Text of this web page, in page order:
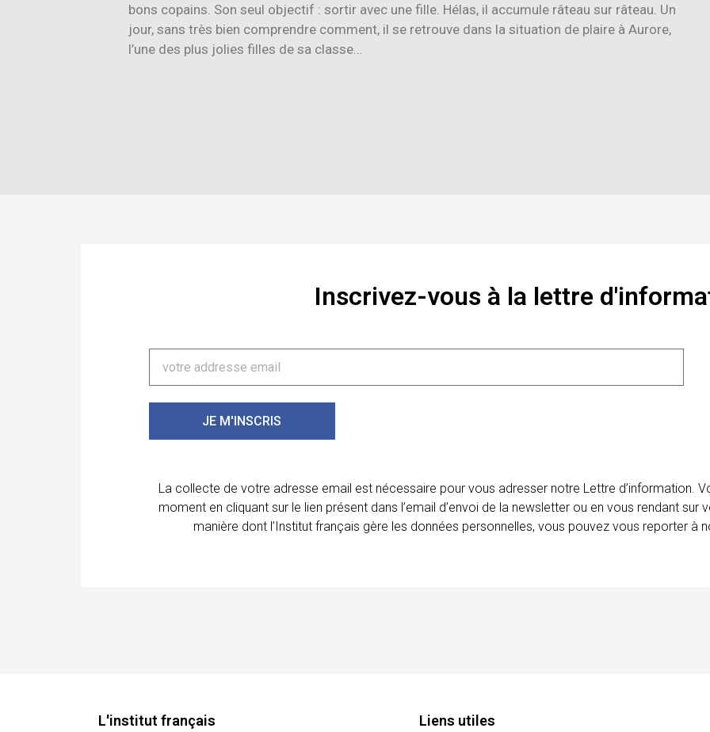
bons copains. Son seul objectif : sortir avec une fille. Hélas, il accumule râteau sur râteau. Un
jour, sans très bien comprendre comment, il se retrouve dans la situation de plaire à Aurore,
l’une des plus jolies filles de sa classe…
Inscrivez-vous à la lettre
JE M'INSCRIS
La collecte de votre adresse email est nécessaire pour vous adresser notre Lettre d’information.
moment en cliquant sur le lien présent dans l’email d’envoi de la newsletter ou en vous rendant
manière dont l’Institut français gère les données personnelles, vous pouvez vous reporter à
L'institut français Liens utiles